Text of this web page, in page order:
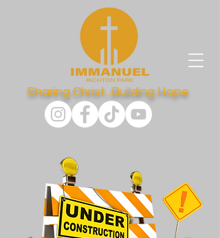
Sharing Christ...Building Hope